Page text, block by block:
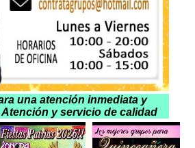
una atención inmediata y
y servicio de calidad